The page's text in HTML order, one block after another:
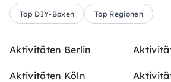
Top DIY-Boxen Top Regionen
Aktivitäten Berlin
Aktivitäten Köln